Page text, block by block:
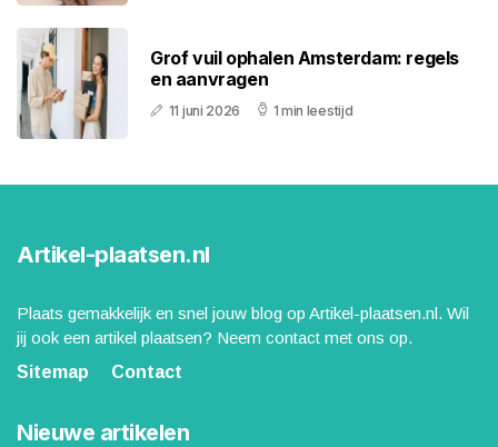
Grof vuil ophalen Amsterdam: regels
en aanvragen
11 juni 2026 1 min leestijd
Artikel-plaatsen.nl
Plaats gemakkelijk en snel jouw blog op Artikel-plaatsen.nl. Wil
jij ook een artikel plaatsen? Neem contact met ons op.
Sitemap
Contact
Nieuwe artikelen